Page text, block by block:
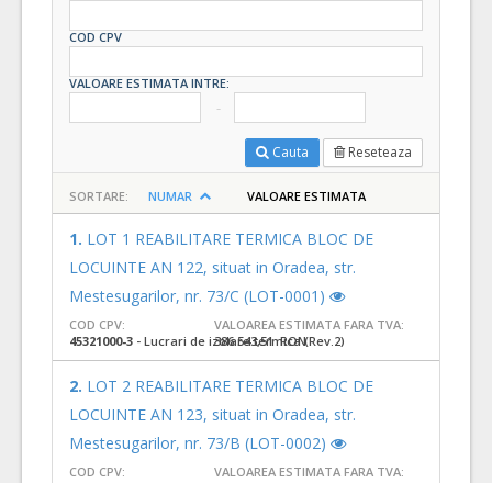
COD CPV
VALOARE ESTIMATA INTRE:
Cauta Reseteaza
SORTARE: NUMAR VALOARE ESTIMATA
1. LOT 1 REABILITARE TERMICA BLOC DE
LOCUINTE AN 122, situat in Oradea, str.
Mestesugarilor, nr. 73/C (LOT-0001)
COD CPV:
45321000-3 - Lucrari de izolare termica (Rev.2)
VALOAREA ESTIMATA FARA TVA:
386.543,51 RON
2. LOT 2 REABILITARE TERMICA BLOC DE
LOCUINTE AN 123, situat in Oradea, str.
Mestesugarilor, nr. 73/B (LOT-0002)
COD CPV:
VALOAREA ESTIMATA FARA TVA: